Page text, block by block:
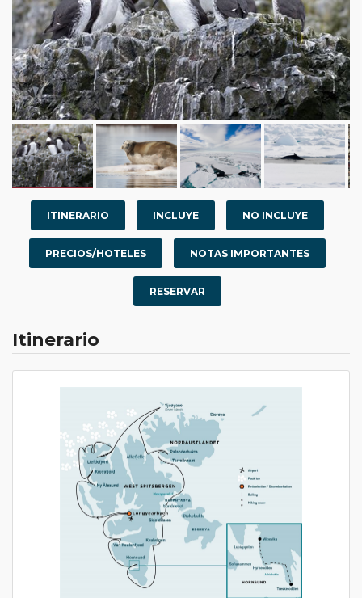
ITINERARIO INCLUYE NO INCLUYE
PRECIOS/HOTELES NOTAS IMPORTANTES
RESERVAR
Itinerario